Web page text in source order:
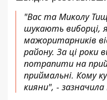
"Вас та Миколу
шукають виборці,
мажоритарників
району. За ці роки
потрапити на
приймальні. Кому
кияни", -